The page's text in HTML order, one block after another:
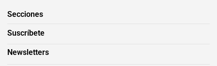
Secciones
Suscríbete
Newsletters